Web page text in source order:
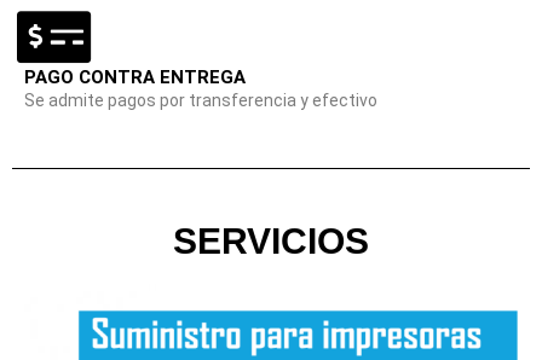
PAGO CONTRA ENTREGA
Se admite pagos por transferencia y efectivo
SERVICIOS